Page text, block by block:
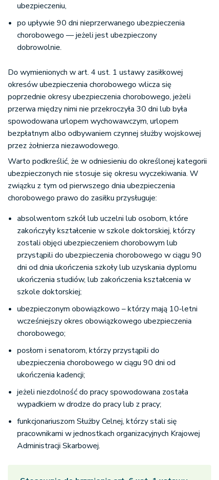
ubezpieczeniu,
po upływie 90 dni nieprzerwanego ubezpieczenia
chorobowego — jeżeli jest ubezpieczony
dobrowolnie.
Do wymienionych w art. 4 ust. 1 ustawy zasiłkowej
okresów ubezpieczenia chorobowego wlicza się
poprzednie okresy ubezpieczenia chorobowego, jeżeli
przerwa między nimi nie przekroczyła 30 dni lub była
spowodowana urlopem wychowawczym, urlopem
bezpłatnym albo odbywaniem czynnej służby wojskowej
przez żołnierza niezawodowego.
Warto podkreślić, że w odniesieniu do określonej kategorii
ubezpieczonych nie stosuje się okresu wyczekiwania. W
związku z tym od pierwszego dnia ubezpieczenia
chorobowego prawo do zasiłku przysługuje:
absolwentom szkół lub uczelni lub osobom, które
zakończyły kształcenie w szkole doktorskiej, którzy
zostali objęci ubezpieczeniem chorobowym lub
przystąpili do ubezpieczenia chorobowego w ciągu 90
dni od dnia ukończenia szkoły lub uzyskania dyplomu
ukończenia studiów, lub zakończenia kształcenia w
szkole doktorskiej;
ubezpieczonym obowiązkowo – którzy mają 10-letni
wcześniejszy okres obowiązkowego ubezpieczenia
chorobowego;
posłom i senatorom, którzy przystąpili do
ubezpieczenia chorobowego w ciągu 90 dni od
ukończenia kadencji;
jeżeli niezdolność do pracy spowodowana została
wypadkiem w drodze do pracy lub z pracy;
funkcjonariuszom Służby Celnej, którzy stali się
pracownikami w jednostkach organizacyjnych Krajowej
Administracji Skarbowej.